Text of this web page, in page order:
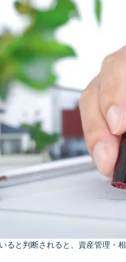
ると判断されると、資産管理・